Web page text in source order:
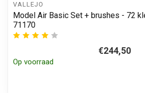
VALLEJO
Model Air Basic Set + brushes - 72
71170
€244,50
Op voorraad